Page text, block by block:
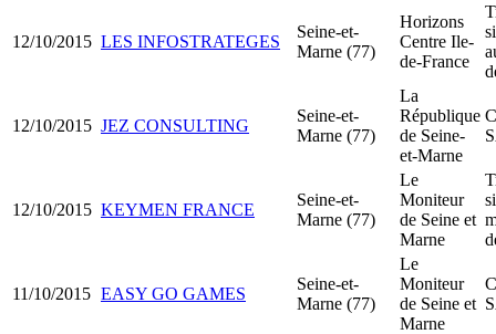
12/10/2015 LES INFOSTRATEGES
Seine-et-
Marne (77)
Horizons
Centre Ile-
de-France
12/10/2015 JEZ CONSULTING
Seine-et-
Marne (77)
La
République
de Seine-
et-Marne
12/10/2015 KEYMEN FRANCE
Seine-et-
Marne (77)
Le
Moniteur
de Seine et
Marne
11/10/2015 EASY GO GAMES
Seine-et-
Marne (77)
Le
Moniteur
de Seine et
Marne